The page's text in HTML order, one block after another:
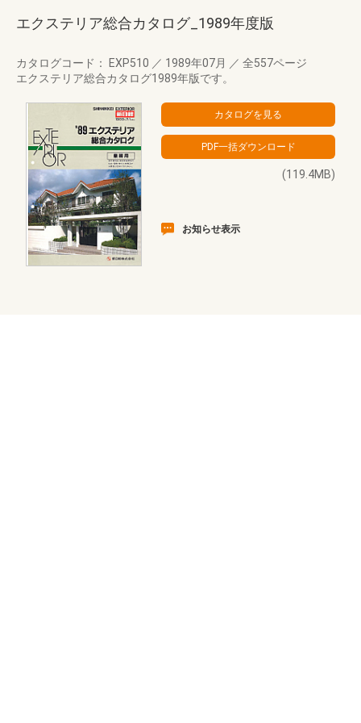
エクステリア総合カタログ_1989年度版
カタログコード： EXP510 ／ 1989年07月 ／ 全557ページ
エクステリア総合カタログ1989年版です。
(119.4MB)
お知らせ表示